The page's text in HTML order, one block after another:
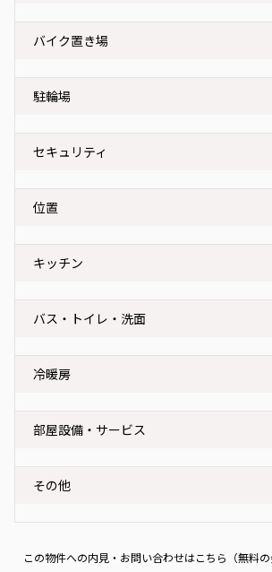
バイク置き場
駐輪場
セキュリティ
位置
キッチン
バス・トイレ・洗面
冷暖房
部屋設備・サービス
その他
この物件への内見・お問い合わせはこちら（無料の